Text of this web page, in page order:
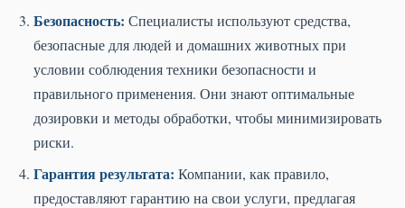
Безопасность: Специалисты используют средства,
безопасные для людей и домашних животных при
условии соблюдения техники безопасности и
правильного применения. Они знают оптимальные
дозировки и методы обработки, чтобы минимизировать
риски.
Гарантия результата: Компании, как правило,
предоставляют гарантию на свои услуги, предлагая